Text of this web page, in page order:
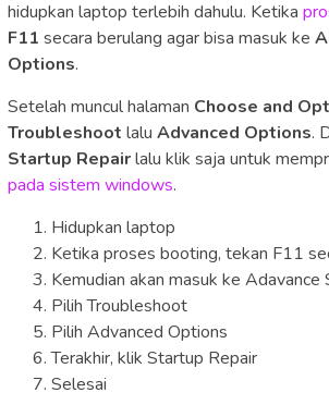
hidupkan laptop terlebih dahulu. Ketika
F11 secara berulang agar bisa masuk ke
Options.
Setelah muncul halaman Choose and
Troubleshoot lalu Advanced Options.
Startup Repairlalu klik saja untuk
pada sistem windows.
Hidupkan laptop
Ketika proses booting, tekan F11
Kemudian akan masuk ke
Pilih Troubleshoot
Pilih Advanced Options
Terakhir, klik Startup Repair
Selesai